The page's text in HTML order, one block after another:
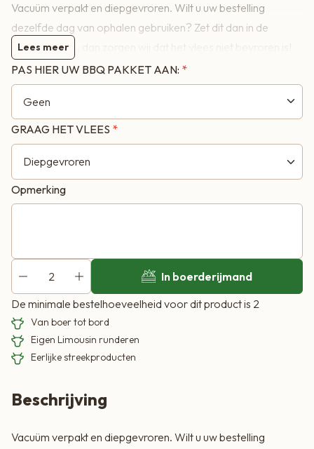
Vacuüm verpakt en diepgevroren. Wilt u uw bestelling
dezelfde dag van ophalen gebruiken? Zet dit dan in de
opmerkingen , dan zorgen wij dat het vlees niet bevroren is!
Per persoon:
1 stuks Limoburger
1 stuks Limoworst
Entrecote ca.125 gram per persoon
1 x Kipsaté spiezen 65 gram
ca. 100 Kippenvleugel gemarineerd
ca. 100 gram Limo Biefstukspies gemarineerd
Lees meer
PAS HIER UW BBQ PAKKET AAN:
GRAAG HET VLEES
Opmerking
In boerderijmand
De minimale bestelhoeveelheid voor dit product is 2
Van boer tot bord
Eigen Limousin runderen
Eerlijke streekproducten
Beschrijving
Vacuüm verpakt en diepgevroren. Wilt u uw bestelling